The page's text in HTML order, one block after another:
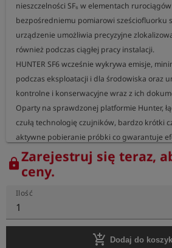
nieszczelności SF₆ w elementach
bezpośredniemu pomiarowi sześciofluorku
urządzenie umożliwia precyzyjne
również podczas ciągłej pracy instalacji.
HUNTER SF6 wcześnie wykrywa emisje,
podczas eksploatacji i dla środowiska oraz
kontrolne i konserwacyjne wraz z ich
Oparty na sprawdzonej platformie Hunter,
czułą technologię czujników, bardzo krótki
aktywne pobieranie próbki co gwarantuje
Solidna, kompaktowa konstrukcja sprawia,
idealnym narzędziem do mobilnego użytku
warunkach terenowych.
Zalety:
- bardzo czuły sensor SF₆ z rozdzielczością
- szybki czas reakcji, wykrywa nawet
lockZarejestruj się teraz,
ceny.
Ilość
1
add_shopping_cart Dodaj do